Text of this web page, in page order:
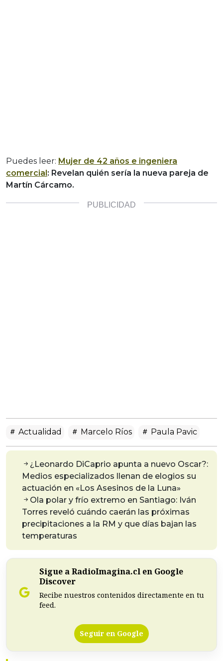
Puedes leer: Mujer de 42 años e ingeniera
comercial : Revelan quién sería la nueva pareja de
Martín Cárcamo.
Actualidad Marcelo Ríos Paula Pavic
¿Leonardo DiCaprio apunta a nuevo Oscar?:
Medios especializados llenan de elogios su
actuación en «Los Asesinos de la Luna»
Ola polar y frío extremo en Santiago: Iván
Torres reveló cuándo caerán las próximas
precipitaciones a la RM y que días bajan las
temperaturas
Sigue a RadioImagina.cl en Google
Discover
Recibe nuestros contenidos directamente en tu
feed.
Seguir en Google